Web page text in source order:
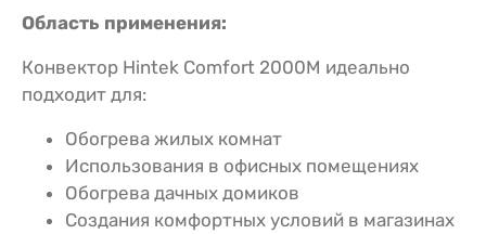
Область применения:
Конвектор Hintek Comfort 2000M идеально
подходит для:
Обогрева жилых комнат
Использования в офисных помещениях
Обогрева дачных домиков
Создания комфортных условий в магазинах